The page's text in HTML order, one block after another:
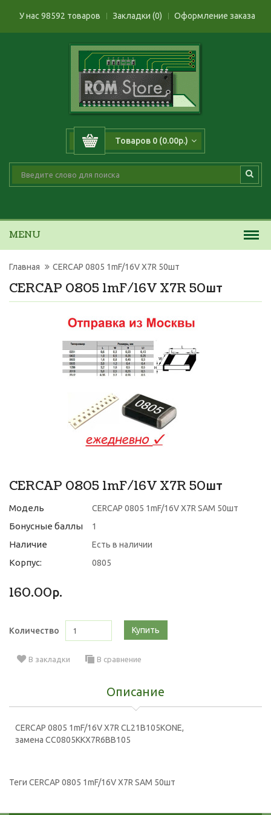
У нас 98592 товаров Закладки (0) Оформление заказа
Товаров 0 (0.00р.)
MENU
CERCAP 0805 1mF/16V X7R 50шт
Главная CERCAP 0805 1mF/16V X7R 50шт
CERCAP 0805 1mF/16V X7R 50шт
Модель CERCAP 0805 1mF/16V X7R SAM 50шт
Бонусные баллы 1
Наличие Есть в наличии
Корпус: 0805
160.00р.
Количество Купить
В закладки В сравнение
Описание
CERCAP 0805 1mF/16V X7R CL21B105KONE,
замена CC0805KKX7R6BB105
Теги CERCAP 0805 1mF/16V X7R SAM 50шт